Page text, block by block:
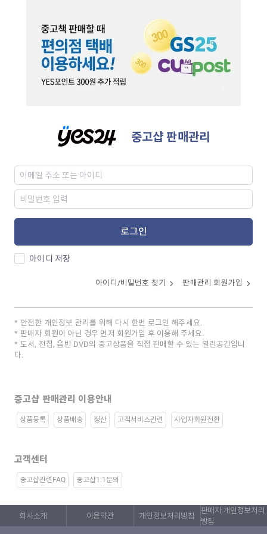
중고샵 판매관리
로그인
아이디 저장
아이디/비밀번호 찾기 판매관리 회원가입
안전한 개인정보 관리를 위해 다시 한번 로그인 해주세요.
판매자 회원이 아닌 경우 먼저 회원가입 후 이용해 주세요.
도서, 전집, 음반 DVD의 중고상품을 직접 판매할 수 있는 열린공간입니
다.
중고샵 판매관리 이용안내
상품등록 상품배송 정산 고객서비스관련 사업자회원전환
고객센터
중고샵관련FAQ 중고샵1:1문의
회사소개 이용약관 개인정보처리방침
판매자 개인정보처리
방침